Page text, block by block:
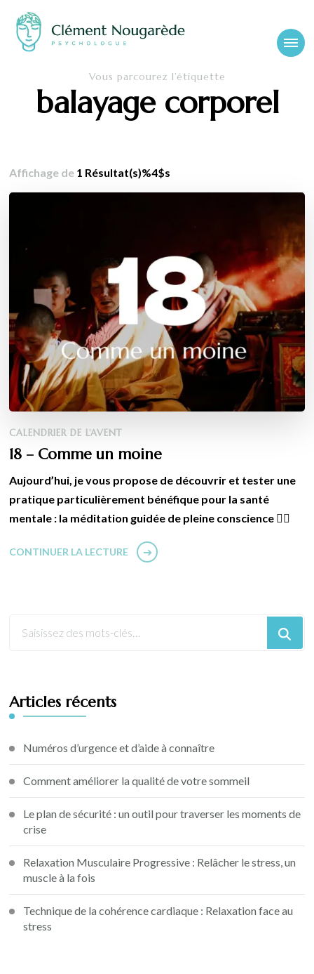
Cabinet-
psychologue-
chambery.fr
Clément Nougarède – Psychologue clinicien et psychothérapeute
Vous parcourez l’étiquette
balayage corporel
Affichage de 1 Résultat(s)%4$s
CALENDRIER DE L'AVENT
18 – Comme un moine
Aujourd’hui, je vous propose de découvrir et tester une
pratique particulièrement bénéfique pour la santé
mentale : la méditation guidée de pleine conscience 🧘‍♀️
CONTINUER LA LECTURE
Articles récents
Numéros d’urgence et d’aide à connaître
Comment améliorer la qualité de votre sommeil
Le plan de sécurité : un outil pour traverser les moments de
crise
Relaxation Musculaire Progressive : Relâcher le stress, un
muscle à la fois
Technique de la cohérence cardiaque : Relaxation face au
stress